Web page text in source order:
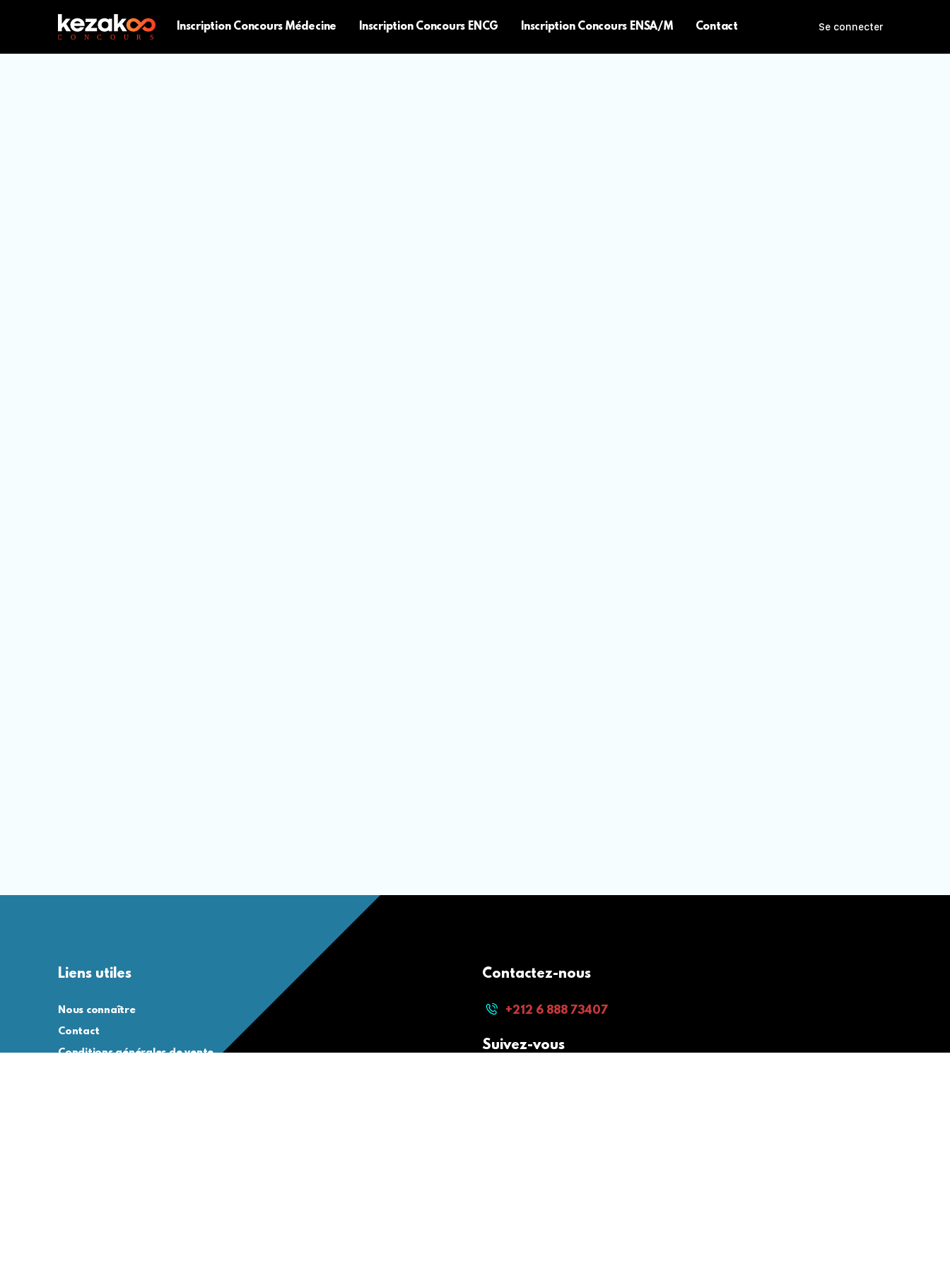
Inscription Concours Médecine Inscription Concours ENCG Inscription Concours ENSA/M Contact Se connecter
Liens utiles
Nous connaître
Contact
Conditions générales de vente
Contactez-nous
+212 6 888 73407
Suivez-vous